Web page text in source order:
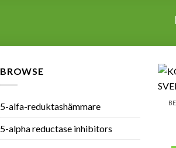
BROWSE
5-alfa-reduktashämmare
5-alpha reductase inhibitors